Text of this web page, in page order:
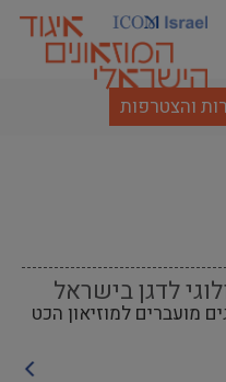
והצטרפות
לדגן בישראל
מועברים למוזיאון הכט